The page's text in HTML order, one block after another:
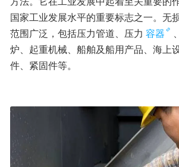
国家工业发展水平的重要标志之一。无
范围广泛，包括压力管道、压力 容器
炉、起重机械、船舶及船用产品、海上
件、紧固件等。